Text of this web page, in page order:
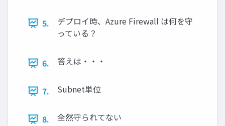
5.
デプロイ時、Azure Firewall は何を守
っている？
6. 答えは・・・
7. Subnet単位
8. 全然守られてない